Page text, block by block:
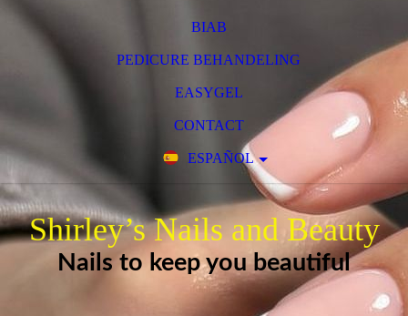
BIAB
PEDICURE BEHANDELING
EASYGEL
CONTACT
ESPAÑOL
Shirley’s Nails and Beauty
Nails to keep you beautiful